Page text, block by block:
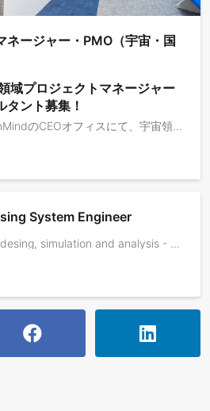
ージャー・PMO（宇宙・国
域プロジェクトマネージャー
タント募集！
ポジション概要LocationMindのCEOオフィスにて、宇宙領域における国家プロジェクト・研究開発プロジェクトの推進を担っていただくポジションです。本ポジションでは、世界的な研究者・技術責任者と連携しながら、プライム企業、共同研究機関、大学、省庁・事務局など、複数のステークホルダーを巻き込み、プロジェクト全体の進行管理、論点整理、申請・報告対応をリードしていただきます。単なる秘書・アシスタント業務ではなく、宇宙領域・先端技術領域のプロジェクトを事業として前に進める、プロジェクトマネージャー／コンサルタントに近いポジションです。募集背景宇宙領域、国家プロジェクト推進のための増員主な業務内容プロジェクト推進支援宇宙領域・国家プロジェクトにおける論点整理および課題の構造化プロジェクト推進に必要なタスクの整理および実行支援ステークホルダー（企業・大学・省庁等）との連携・調整関係者を巻き込みながらプロジェクトを前に進めるためのドライブ支援国プロ・公募対応国プロ、補助金、基金事業等の公募要件の整理申請書・報告書・説明資料の作成支援共同提案における関係者との連携・調整採択後の各種対応（申請・報告等）の推進支援技術領域との連携研究者・技術責任者とのコミュニケーションを通じた情報整理技術内容を理解し、資料やドキュメントに落とし込む支援技術・事業・制度の観点を踏まえた論点整理このポジションの特徴宇宙領域・国家プロジェクトに関われる希少な経験研究者・技術者と連携しながらプロジェクトに関与技術とビジネスの両方に触れながらスキルを伸ばせる環境
System Engineer
【Roles】 - PNT signal desing, simulation and analysis - GNSS Basic signal design - GNSS signal analysis - Signal transmission / propagation simulation and evaluation - Use Signal Simualtors to analyse and evaluate PNT signals - Use SDR (Software Definition Radio) devices to process and analyse radio signals (basically GNSS, LEO-PNT) - Develop signal processing and analysis tools using Matlab, Python, GNU Radio etc. - (Evaluation and analysis of receivers)" 【 業務内容 】 - PNT信号の設計、シミュレーション、解析 - GNSS基本信号の設計 - GNSS信号の解析 - 信号伝送・伝搬のシミュレーションおよび評価 - シグナルシミュレータを用いたPNT信号の分析・評価 - SDR（ソフトウェア無線）を用いた無線信号の処理・解析（主にGNSS、LEO-PNT） - Matlab、Python、GNU Radio等を用いた信号処理・解析ツールの開発 - 受信機の評価および解析